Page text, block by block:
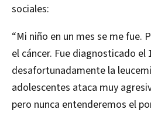
sociales:
“Mi niño en un mes se me fue.
el cáncer. Fue diagnosticado el
desafortunadamente la
adolescentes ataca muy
pero nunca entenderemos el